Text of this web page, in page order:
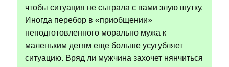
чтобы ситуация не сыграла с вами злую шутку.
Иногда перебор в «приобщении»
неподготовленного морально мужа к
маленьким детям еще больше усугубляет
ситуацию. Вряд ли мужчина захочет нянчиться